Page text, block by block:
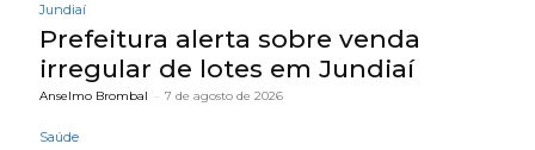
Jundiaí
Prefeitura alerta sobre venda
irregular de lotes em Jundiaí
Anselmo Brombal - 7 de agosto de 2026
Saúde